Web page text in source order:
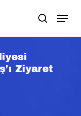
search
Ziyaret